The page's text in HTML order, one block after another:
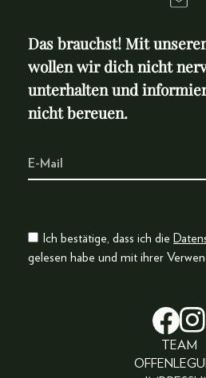
Das brauchst! Mit
wollen wir dich nicht
unterhalten und
nicht bereuen.
Ich bestätige, dass ich die
gelesen habe und mit ihrer
TEAM